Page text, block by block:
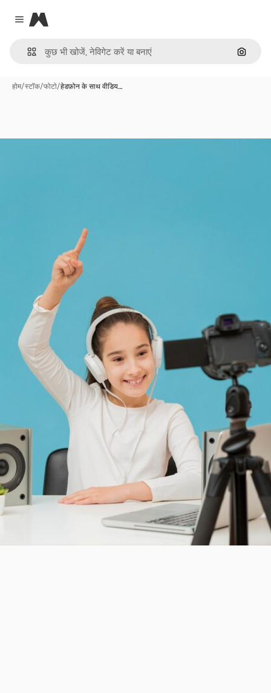
Close menu
Magnific
इमेज से
होम/स्टॉक/फोटो/हेडफ़ोन के साथ वीडिय…